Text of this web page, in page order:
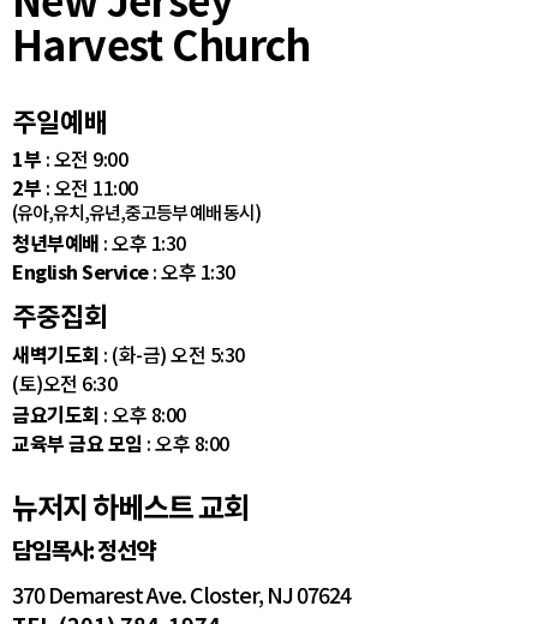
Harvest Church
주일예배
1부 : 오전 9:00
2부 : 오전 11:00
(유아,유치,유년,중고등부 예배 동시)
청년부예배 : 오후 1:30
English Service: 오후 1:30
주중집회
새벽기도회 : (화-금) 오전 5:30
(토)오전 6:30
금요기도회 : 오후 8:00
교육부 금요 모임 : 오후 8:00
뉴저지 하베스트 교회
담임목사: 정선약
370 Demarest Ave. Closter, NJ 07624